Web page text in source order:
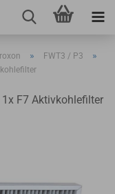
» FWT3 / P3 »
F7 Aktivkohlefilter